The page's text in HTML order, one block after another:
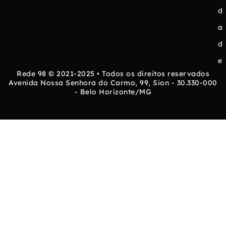
d
a
d
e
Rede 98 © 2021-2025 • Todos os direitos reservados
Avenida Nossa Senhora do Carmo, 99, Sion - 30.330-000
- Belo Horizonte/MG